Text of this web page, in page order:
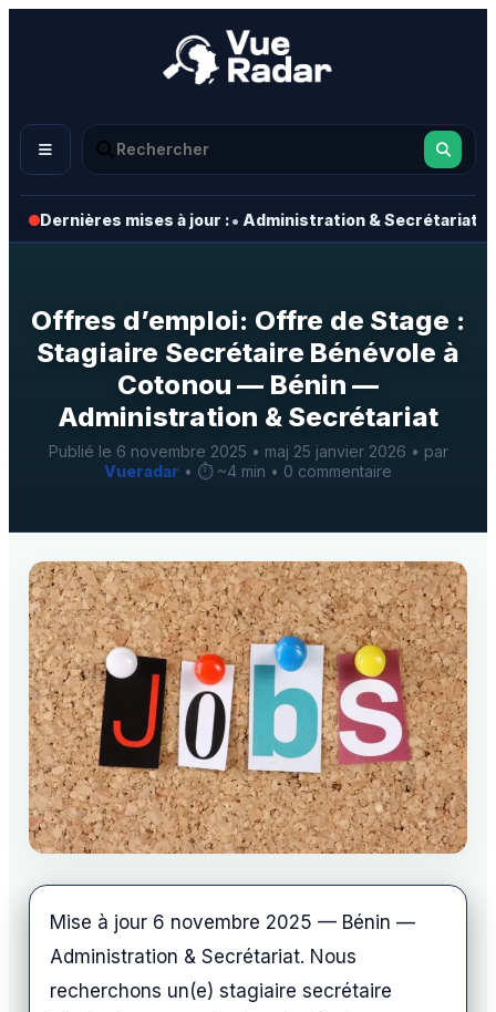
Dernières mises à jour :• Administration & Secrétariat
Offres d’emploi: Offre de Stage :
Stagiaire Secrétaire Bénévole à
Cotonou — Bénin —
Administration & Secrétariat
Publié le 6 novembre 2025 • maj 25 janvier 2026 • par
Vueradar • ⏱️ ~4 min • 0 commentaire
Mise à jour 6 novembre 2025 — Bénin —
Administration & Secrétariat. Nous
recherchons un(e) stagiaire secrétaire